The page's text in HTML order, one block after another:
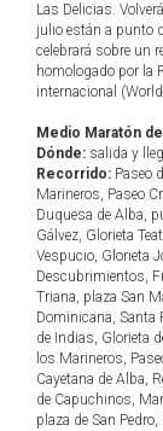
Las Delicias.
julio están a punto
celebrará sobre un
homologado por la
internacional
Medio Maratón
Dónde: salida y
Recorrido: Paseo
Marineros, Paseo
Duquesa de Alba,
Gálvez, Glorieta
Vespucio, Glorieta
Descubrimientos,
Triana, plaza San
Dominicana, Santa
de Indias, Glorieta
los Marineros,
Cayetana de Alba,
de Capuchinos,
plaza de San